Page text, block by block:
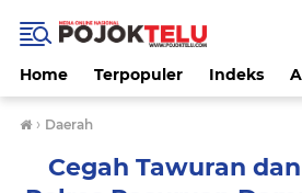
Home Terpopuler Indeks
› Daerah
Cegah Tawuran